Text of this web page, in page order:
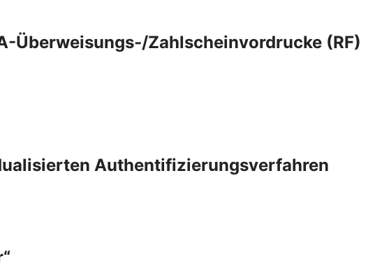
Überweisungs-/Zahlscheinvordrucke (RF)
Authentifizierungsverfahren